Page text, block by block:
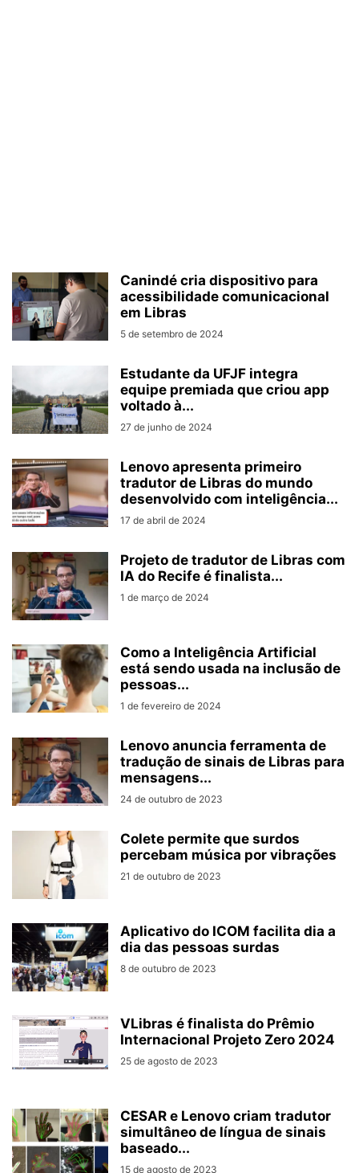
Canindé cria dispositivo para
acessibilidade comunicacional
em Libras
5 de setembro de 2024
Estudante da UFJF integra
equipe premiada que criou app
voltado à...
27 de junho de 2024
Lenovo apresenta primeiro
tradutor de Libras do mundo
desenvolvido com inteligência...
17 de abril de 2024
Projeto de tradutor de Libras com
IA do Recife é finalista...
1 de março de 2024
Como a Inteligência Artificial
está sendo usada na inclusão de
pessoas...
1 de fevereiro de 2024
Lenovo anuncia ferramenta de
tradução de sinais de Libras para
mensagens...
24 de outubro de 2023
Colete permite que surdos
percebam música por vibrações
21 de outubro de 2023
Aplicativo do ICOM facilita dia a
dia das pessoas surdas
8 de outubro de 2023
VLibras é finalista do Prêmio
Internacional Projeto Zero 2024
25 de agosto de 2023
CESAR e Lenovo criam tradutor
simultâneo de língua de sinais
baseado...
15 de agosto de 2023